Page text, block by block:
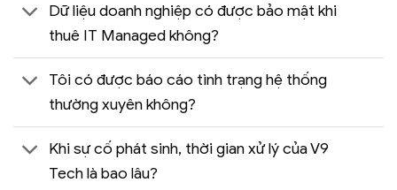
Dữ liệu doanh nghiệp có được bảo mật khi
thuê IT Managed không?
Tôi có được báo cáo tình trạng hệ thống
thường xuyên không?
Khi sự cố phát sinh, thời gian xử lý của V9
Tech là bao lâu?